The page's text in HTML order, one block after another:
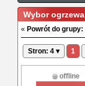
Wybor
« Powrót do
Stron: 4 ▾ 1
offline